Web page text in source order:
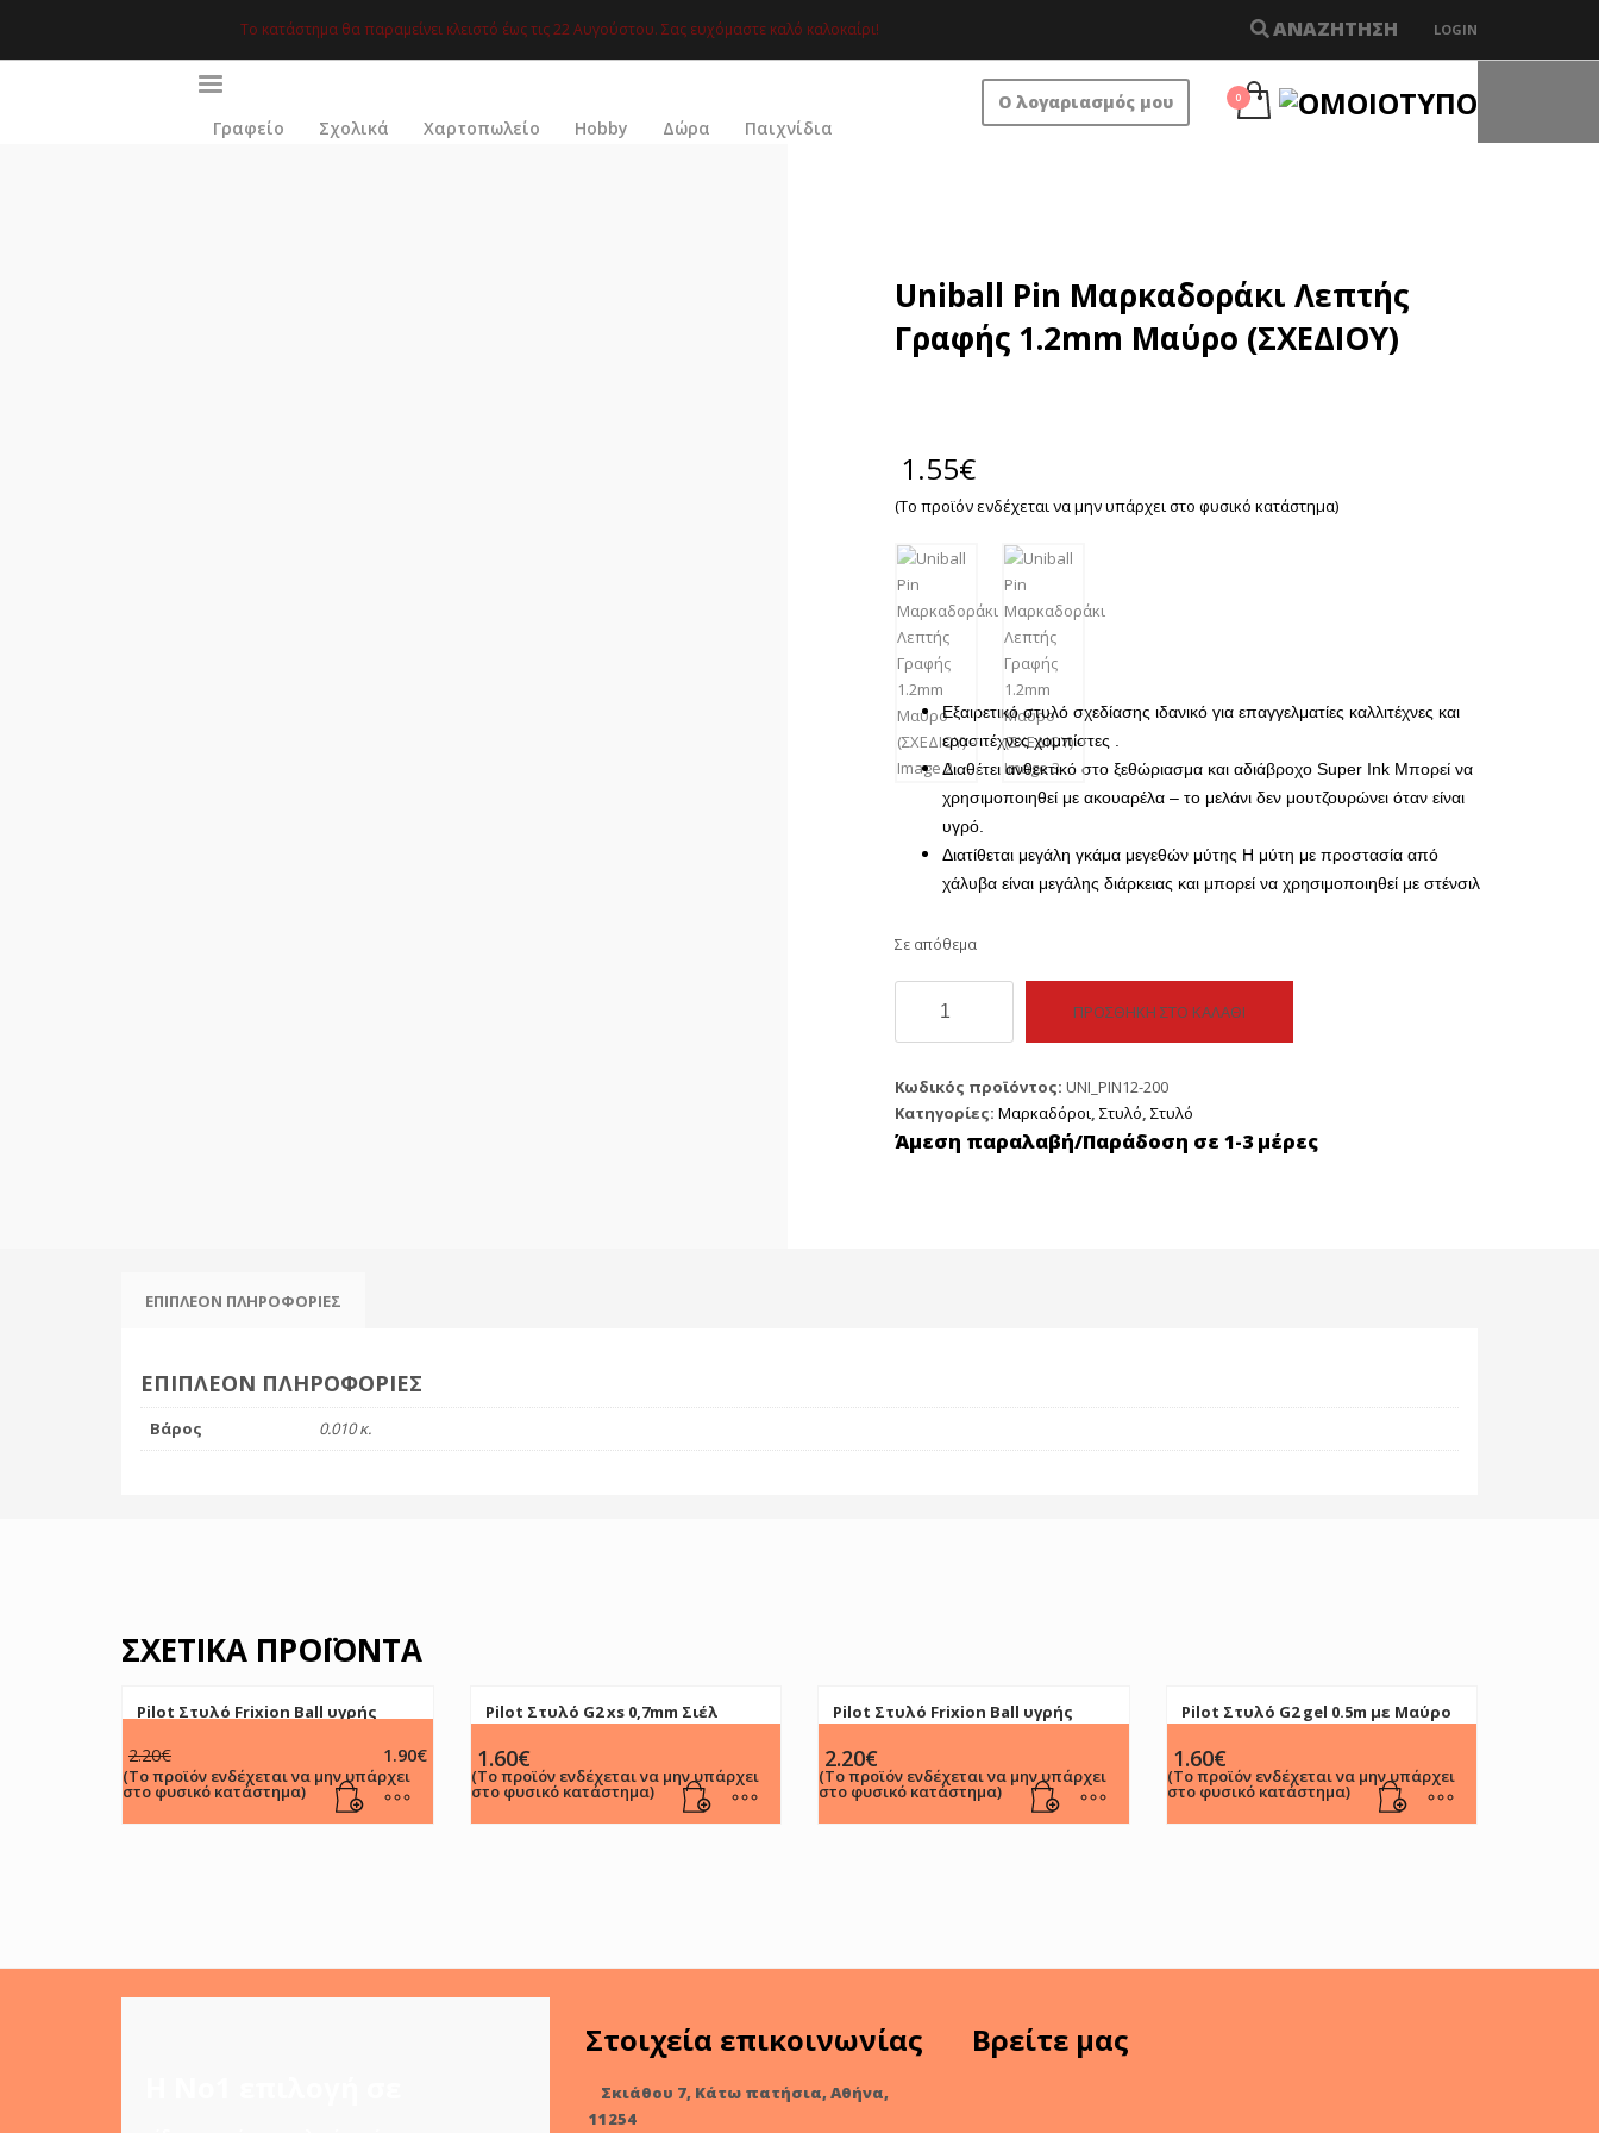
ΑΝΑΖΉΤΗΣΗ
Το κατάστημα θα παραμείνει κλειστό έως τις 22 Αυγούστου. Σας ευχόμαστε καλό καλοκαίρι! ΑΝΑΖΗΤΗΣΗ LOGIN
Γραφείο Σχολικά Χαρτοπωλείο Hobby Δώρα Παιχνίδια
Ο λογαριασμός μου
Uniball Pin Μαρκαδοράκι Λεπτής
Γραφής 1.2mm Μαύρο (ΣΧΕΔΙΟΥ)
1.55€
(Το προϊόν ενδέχεται να μην υπάρχει στο φυσικό κατάστημα)
Εξαιρετικό στυλό σχεδίασης ιδανικό για επαγγελματίες καλλιτέχνες και
ερασιτέχνες χομπίστες .
Διαθέτει ανθεκτικό στο ξεθώριασμα και αδιάβροχο Super Ink Μπορεί να
χρησιμοποιηθεί με ακουαρέλα – το μελάνι δεν μουτζουρώνει όταν είναι
υγρό.
Διατίθεται μεγάλη γκάμα μεγεθών μύτης Η μύτη με προστασία από
χάλυβα είναι μεγάλης διάρκειας και μπορεί να χρησιμοποιηθεί με στένσιλ
Σε απόθεμα
Μαρκαδοράκι
Γραφής
1.2mm
Μαύρο
ΠΡΟΣΘΉΚΗ ΣΤΟ ΚΑΛΆΘΙ
Κωδικός προϊόντος: UNI_PIN12-200
Κατηγορίες: Μαρκαδόροι, Στυλό, Στυλό
Άμεση παραλαβή/Παράδοση σε 1-3 μέρες
ΕΠΙΠΛΈΟΝ ΠΛΗΡΟΦΟΡΊΕΣ
ΕΠΙΠΛΈΟΝ ΠΛΗΡΟΦΟΡΊΕΣ
Βάρος 0.010 κ.
ΣΧΕΤΙΚΆ ΠΡΟΪΌΝΤΑ
Pilot Στυλό Frixion Ball υγρής
2.20€
price
was:
2.20€.
1.90€
τρέχουσα
τιμή
είναι:
(Το προϊόν ενδέχεται να μην υπάρχει
στο φυσικό κατάστημα)
Pilot Στυλό G2 xs 0,7mm Σιέλ
1.60€
(Το προϊόν ενδέχεται να μην υπάρχει
στο φυσικό κατάστημα)
Pilot Στυλό Frixion Ball υγρής
2.20€
(Το προϊόν ενδέχεται να μην υπάρχει
στο φυσικό κατάστημα)
Pilot Στυλό G2 gel 0.5m με Μαύρο
1.60€
(Το προϊόν ενδέχεται να μην υπάρχει
στο φυσικό κατάστημα)
Στοιχεία επικοινωνίας
Σκιάθου 7, Κάτω πατήσια, Αθήνα,
11254
Βρείτε μας